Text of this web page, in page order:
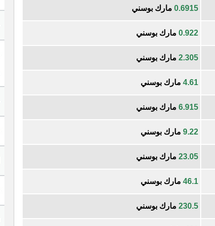
0.6915 مارك بوسني
0.922 مارك بوسني
2.305 مارك بوسني
4.61 مارك بوسني
6.915 مارك بوسني
9.22 مارك بوسني
23.05 مارك بوسني
46.1 مارك بوسني
230.5 مارك بوسني